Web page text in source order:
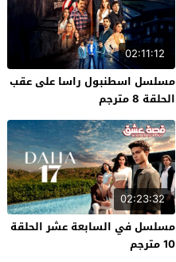
02:11:12
مسلسل اسطنبول راسا على عقب
الحلقة 8 مترجم
02:23:32
مسلسل في السابعة عشر الحلقة
10 مترجم